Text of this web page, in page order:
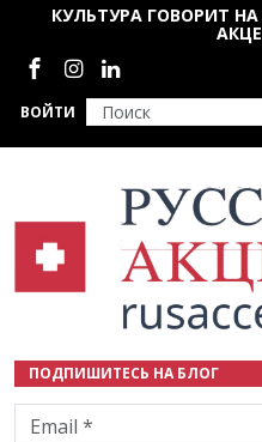
Перейти к основному
ВОЙТИ
КУЛЬТУРА ГОВОРИТ
Социальные сети
ПОДПИШИТЕСЬ НА БЛОГ
Email